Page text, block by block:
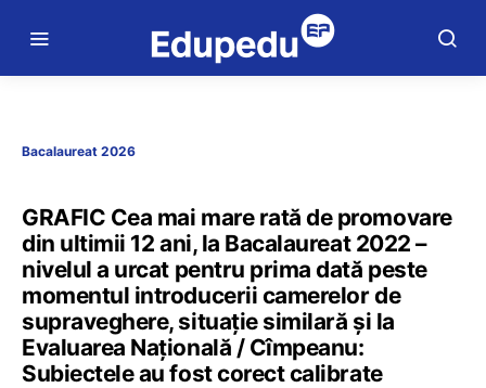
Bacalaureat 2026
GRAFIC Cea mai mare rată de promovare
din ultimii 12 ani, la Bacalaureat 2022 –
nivelul a urcat pentru prima dată peste
momentul introducerii camerelor de
supraveghere, situație similară și la
Evaluarea Națională / Cîmpeanu:
Subiectele au fost corect calibrate